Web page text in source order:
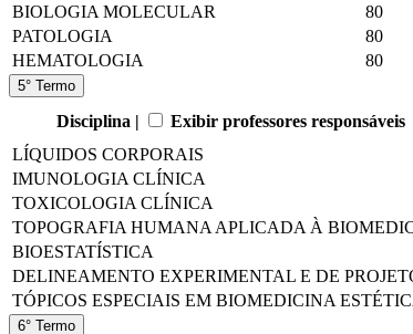
BIOLOGIA MOLECULAR
80
PATOLOGIA
80
HEMATOLOGIA
80
5° Termo
Disciplina | Exibir professores responsáveis
LÍQUIDOS CORPORAIS
IMUNOLOGIA CLÍNICA
TOXICOLOGIA CLÍNICA
TOPOGRAFIA HUMANA APLICADA À
BIOESTATÍSTICA
DELINEAMENTO EXPERIMENTAL E DE
TÓPICOS ESPECIAIS EM BIOMEDICINA
6° Termo